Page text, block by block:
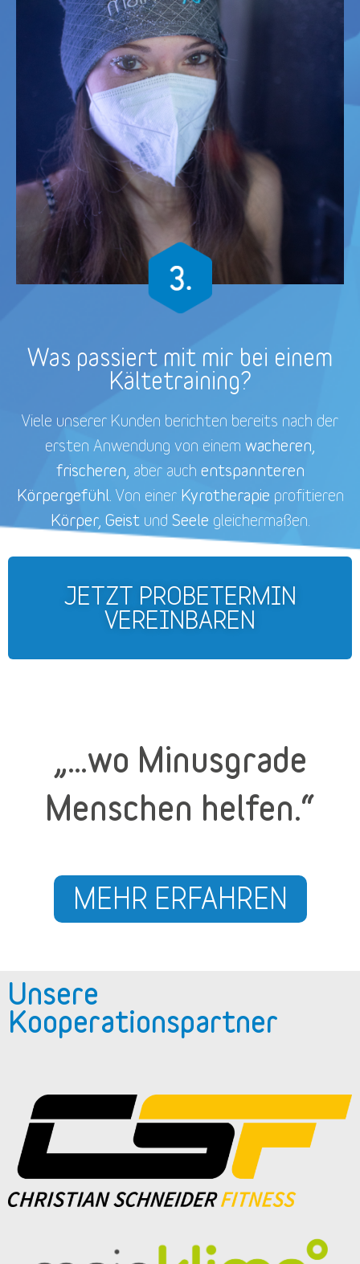
Was passiert mit mir bei einem
Kältetraining?
Viele unserer Kunden berichten bereits nach der
ersten Anwendung von einem wacheren,
frischeren, aber auch entspannteren
Körpergefühl. Von einer Kyrotherapie profitieren
Körper, Geistund Seele gleichermaßen.
JETZT PROBETERMIN
VEREINBAREN
„…wo Minusgrade
Menschen helfen.“
MEHR ERFAHREN
Unsere
Kooperationspartner